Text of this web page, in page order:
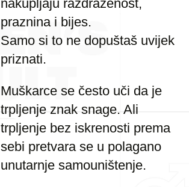
nakupljaju razdraženost,
praznina i bijes.
Samo si to ne dopuštaš uvijek
priznati.
Muškarce se često uči da je
trpljenje znak snage. Ali
trpljenje bez iskrenosti prema
sebi pretvara se u polagano
unutarnje samouništenje.